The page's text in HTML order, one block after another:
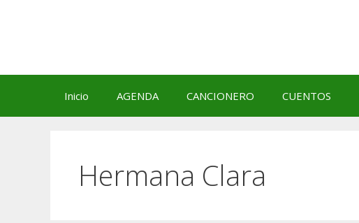
Inicio AGENDA CANCIONERO CUENTOS
Hermana Clara